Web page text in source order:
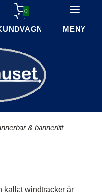
0
MENY
& bannerlift
kallat windtracker är